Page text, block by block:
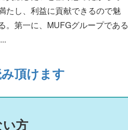
たし、利益に貢献できるので魅
。第一に、MUFGグループである
頂けます
方